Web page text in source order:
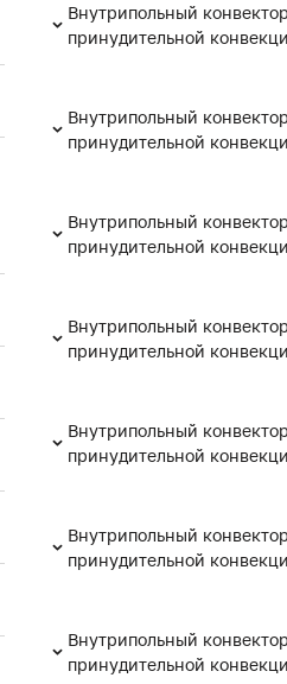
Внутрипольный
принудительной
Внутрипольный
принудительной
Внутрипольный
принудительной
Внутрипольный
принудительной
Внутрипольный
принудительной
Внутрипольный
принудительной
Внутрипольный
принудительной